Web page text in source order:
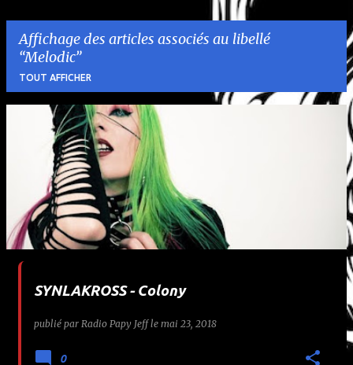
Affichage des articles associés au libellé
Melodic
TOUT AFFICHER
c
SYNLAKROSS - Colony
publié par Radio Papy Jeff le mai 23, 2018
0